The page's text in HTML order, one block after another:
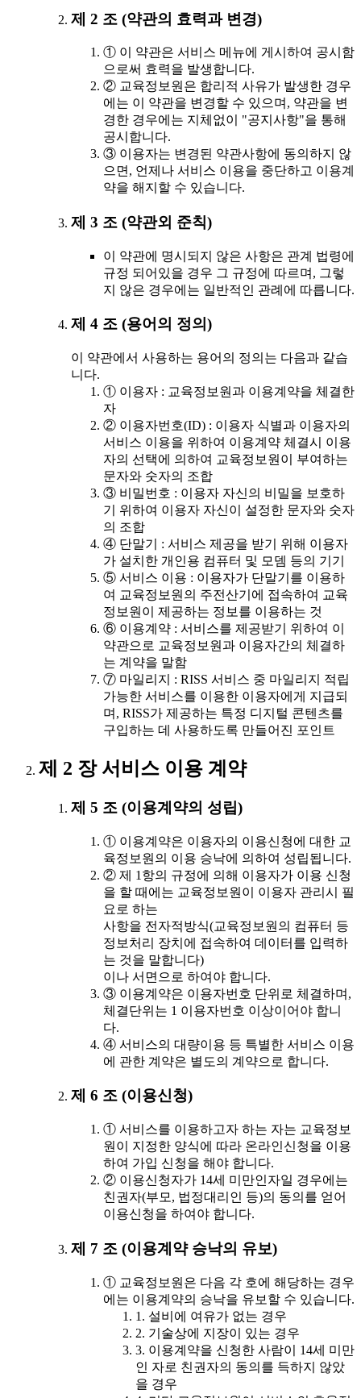
제 2 조 (약관의 효력과 변경)
① 이 약관은 서비스 메뉴에 게시하여 공시함
으로써 효력을 발생합니다.
② 교육정보원은 합리적 사유가 발생한 경우
에는 이 약관을 변경할 수 있으며, 약관을 변
경한 경우에는 지체없이 "공지사항"을 통해
공시합니다.
③ 이용자는 변경된 약관사항에 동의하지 않
으면, 언제나 서비스 이용을 중단하고 이용계
약을 해지할 수 있습니다.
제 3 조 (약관외 준칙)
이 약관에 명시되지 않은 사항은 관계 법령에
규정 되어있을 경우 그 규정에 따르며, 그렇
지 않은 경우에는 일반적인 관례에 따릅니다.
제 4 조 (용어의 정의)
이 약관에서 사용하는 용어의 정의는 다음과 같습
니다.
① 이용자 : 교육정보원과 이용계약을 체결한
자
② 이용자번호(ID) : 이용자 식별과 이용자의
서비스 이용을 위하여 이용계약 체결시 이용
자의 선택에 의하여 교육정보원이 부여하는
문자와 숫자의 조합
③ 비밀번호 : 이용자 자신의 비밀을 보호하
기 위하여 이용자 자신이 설정한 문자와 숫자
의 조합
④ 단말기 : 서비스 제공을 받기 위해 이용자
가 설치한 개인용 컴퓨터 및 모뎀 등의 기기
⑤ 서비스 이용 : 이용자가 단말기를 이용하
여 교육정보원의 주전산기에 접속하여 교육
정보원이 제공하는 정보를 이용하는 것
⑥ 이용계약 : 서비스를 제공받기 위하여 이
약관으로 교육정보원과 이용자간의 체결하
는 계약을 말함
⑦ 마일리지 : RISS 서비스 중 마일리지 적립
가능한 서비스를 이용한 이용자에게 지급되
며, RISS가 제공하는 특정 디지털 콘텐츠를
구입하는 데 사용하도록 만들어진 포인트
제 2 장 서비스 이용 계약
제 5 조 (이용계약의 성립)
① 이용계약은 이용자의 이용신청에 대한 교
육정보원의 이용 승낙에 의하여 성립됩니다.
② 제 1항의 규정에 의해 이용자가 이용 신청
을 할 때에는 교육정보원이 이용자 관리시 필
요로 하는
사항을 전자적방식(교육정보원의 컴퓨터 등
정보처리 장치에 접속하여 데이터를 입력하
는 것을 말합니다)
이나 서면으로 하여야 합니다.
③ 이용계약은 이용자번호 단위로 체결하며,
체결단위는 1 이용자번호 이상이어야 합니
다.
④ 서비스의 대량이용 등 특별한 서비스 이용
에 관한 계약은 별도의 계약으로 합니다.
제 6 조 (이용신청)
① 서비스를 이용하고자 하는 자는 교육정보
원이 지정한 양식에 따라 온라인신청을 이용
하여 가입 신청을 해야 합니다.
② 이용신청자가 14세 미만인자일 경우에는
친권자(부모, 법정대리인 등)의 동의를 얻어
이용신청을 하여야 합니다.
제 7 조 (이용계약 승낙의 유보)
① 교육정보원은 다음 각 호에 해당하는 경우
에는 이용계약의 승낙을 유보할 수 있습니다.
1. 설비에 여유가 없는 경우
2. 기술상에 지장이 있는 경우
3. 이용계약을 신청한 사람이 14세 미만
인 자로 친권자의 동의를 득하지 않았
을 경우